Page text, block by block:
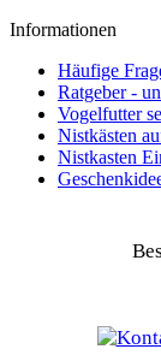
Informationen
Häufige
Ratgeber -
Vogelfutter
Nistkästen
Nistkasten